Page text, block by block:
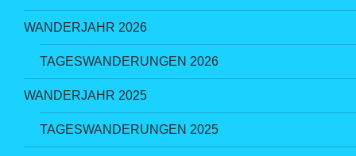
WANDERJAHR 2026
TAGESWANDERUNGEN 2026
WANDERJAHR 2025
TAGESWANDERUNGEN 2025